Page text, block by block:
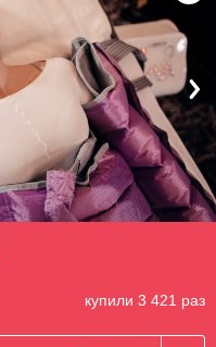
купили 3 421 раз